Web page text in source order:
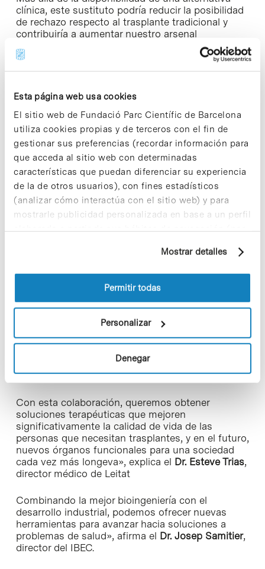
Esta página web usa cookies
El sitio web de Fundació Parc Científic de Barcelona
utiliza cookies propias y de terceros con el fin de
gestionar sus preferencias (recordar información para
que acceda al sitio web con determinadas
características que puedan diferenciar su experiencia
de la de otros usuarios), con fines estadísticos
(analizar cómo interactúa con el sitio web) y para
mostrarle publicidad personalizada en base a un perfil
elaborado a partir de sus hábitos de navegación (por
información sobre las cookies puede consultar
la Política de cookies del sitio web.
Mostrar detalles
Permitir todas
Personalizar
Denegar
clínica, este sustituto podría reducir la posibilidad
de rechazo respecto al trasplante tradicional y
contribuiría a aumentar nuestro arsenal
terapéutico, y garantizar la disponibilidad
inmediata de “piezas de recambio” para nuestro
organismo.
Los avances en impresión 3D en los últimos años
han sido extraordinarios alcanzando un mayor
protagonismo en múltiples sectores industriales
para diversas aplicaciones de vanguardia, y
estableciéndose como pilar fundamental de las
llamadas fábricas del futuro, basadas en la
digitalización y el uso de las tecnologías 4.0. La
biomedicina ha estado explorando el uso de esta
tecnología para el ámbito clínico, aportando
grandes avances.
De este modo, la colaboración de dos socios
y IBEC, permitirá desarrollar y optimizar un gran
aptas para favorecer el desarrollo de nuevas líneas
de investigación que transformen el mundo del
trasplante y la medicina regenerativa, tal como la
entendemos a día de hoy.
Al mismo tiempo, la alianza permitirá convertir a
Barcelona en un polo de atracción para empresas
start-upsobig farmas
quieran aprovechar este ecosistema.
Con esta colaboración, queremos obtener
soluciones terapéuticas que mejoren
significativamente la calidad de vida de las
personas que necesitan trasplantes, y en el futuro,
nuevos órganos funcionales para una sociedad
cada vez más longeva», explica el Dr. Esteve Trias,
director médico de Leitat
Combinando la mejor bioingeniería con el
desarrollo industrial, podemos ofrecer nuevas
herramientas para avanzar hacia soluciones a
problemas de salud», afirma el Dr. Josep Samitier,
director del IBEC.